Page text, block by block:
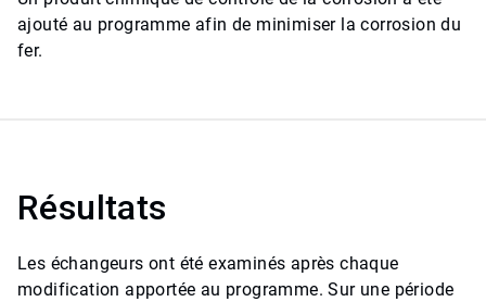
ajouté au programme afin de minimiser la corrosion du
fer.
Résultats
Les échangeurs ont été examinés après chaque
modification apportée au programme.​​​​​​​ Sur une période